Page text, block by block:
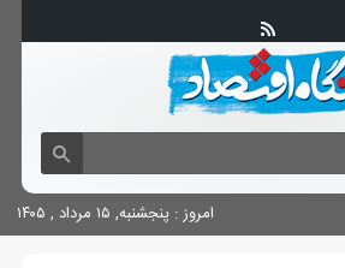
آگهی های دولتی چاپ
امروز : پنجشنبه, ۱۵ مرداد , ۱۴۰۵